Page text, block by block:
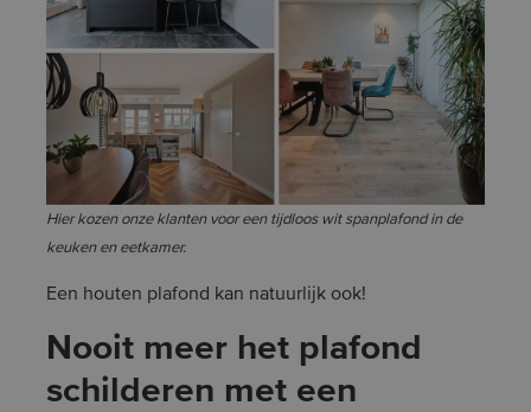
Hier kozen onze klanten voor een tijdloos wit spanplafond in de
keuken en eetkamer.
Een houten plafond kan natuurlijk ook!
Nooit meer het plafond
schilderen met een